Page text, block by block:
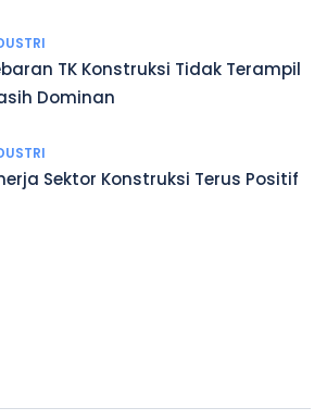
TK Konstruksi Tidak Terampil
Dominan
Sektor Konstruksi Terus Positif